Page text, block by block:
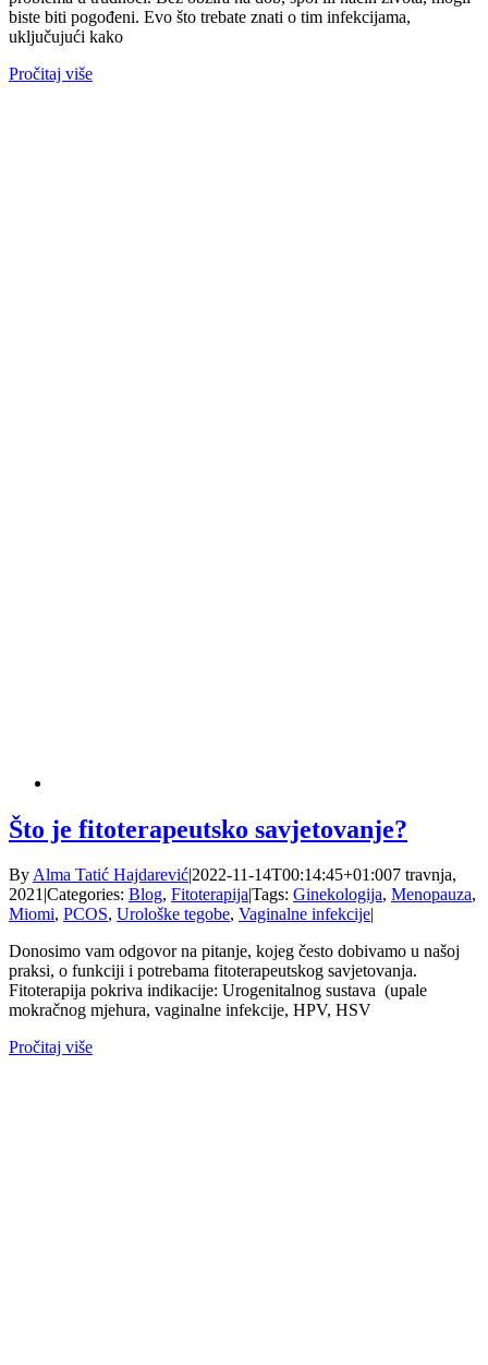
biste biti pogođeni. Evo što trebate znati o tim infekcijama,
uključujući kako
Pročitaj više
Što je fitoterapeutsko savjetovanje?
ByAlma Tatić Hajdarević|2022-11-14T00:14:45+01:007 travnja,
2021|Categories: Blog, Fitoterapija|Tags: Ginekologija, Menopauza,
Miomi, PCOS, Urološke tegobe, Vaginalne infekcije|
Donosimo vam odgovor na pitanje, kojeg često dobivamo u našoj
praksi, o funkciji i potrebama fitoterapeutskog savjetovanja.
Fitoterapija pokriva indikacije: Urogenitalnog sustava (upale
mokračnog mjehura, vaginalne infekcije, HPV, HSV
Pročitaj više